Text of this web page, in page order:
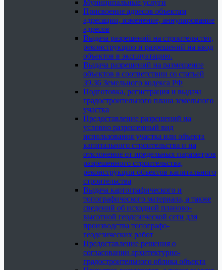
Муниципальные услуги
Присвоение адресов объектам
адресации, изменение, аннулирование
адресов
Выдача разрешений на строительство,
реконструкцию и разрешений на ввод
объектов в эксплуатацию.
Выдача разрешений на размещение
объектов в соответствии со статьей
39.36 Земельного кодекса РФ
Подготовка, регистрация и выдача
градостроительного плана земельного
участка
Предоставление разрешений на
условно разрешенный вид
использования участка или объекта
капитального строительства и на
отклонение от предельных параметров
разрешенного строительства,
реконструкции объектов капитального
строительства
Выдача картографического и
топографического материала, а также
сведений об исходной планово-
высотной геодезической сети для
производства топографо-
геодезических работ
Предоставление решения о
согласовании архитектурно-
градостроительного облика объекта